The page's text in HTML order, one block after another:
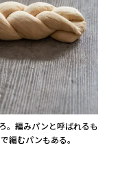
編みパンと呼ばれるものに
編むパンもある。